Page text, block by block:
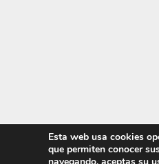
Esta web usa cookies
que permiten conocer